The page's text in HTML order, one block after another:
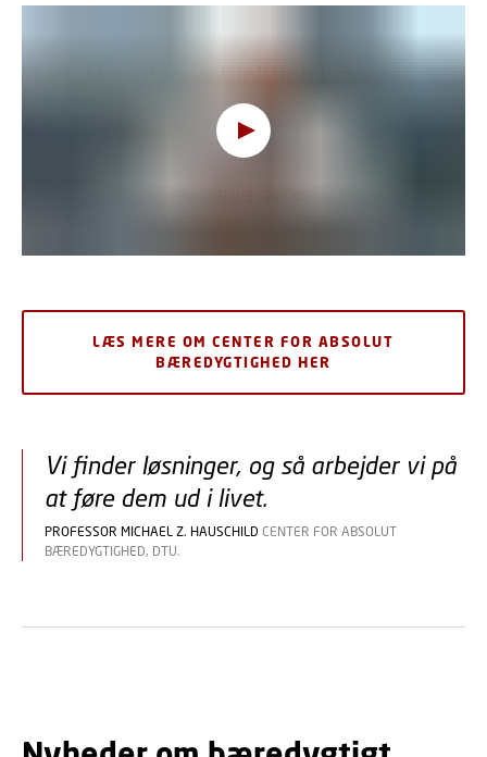
Hov, denne funktion kræver
cookies
For at se indholdet skal du ændre dit
LÆS MERE OM CENTER FOR ABSOLUT
BÆREDYGTIGHED HER
Vi finder løsninger, og så arbejder vi på
at føre dem ud i livet.
PROFESSOR MICHAEL Z. HAUSCHILD CENTER FOR ABSOLUT
BÆREDYGTIGHED, DTU.